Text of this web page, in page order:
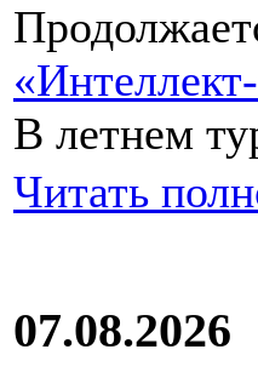
В летнем
Читать
07.08.2026